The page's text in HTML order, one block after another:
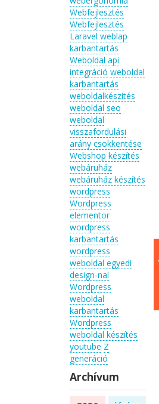
Webfejlesztés
Webfejlesztés
Laravel weblap
karbantartás
Weboldal api
integráció weboldal
karbantartás
weboldalkészítés
weboldal seo
weboldal
visszafordulási
arány csökkentése
Webshop készítés
webáruház
webáruház készítés
wordpress
Wordpress
elementor
wordpress
karbantartás
wordpress
weboldal egyedi
design-nal
Wordpress
weboldal
karbantartás
Wordpress
weboldal készítés
youtube Z
generáció
Archívum